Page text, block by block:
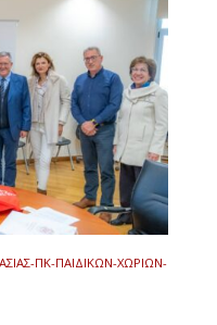
ΠΚ-ΠΑΙΔΙΚΩΝ-ΧΩΡΙΩΝ-